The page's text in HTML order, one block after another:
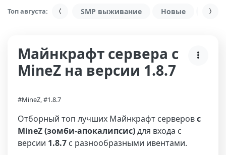
Топ августа: SMP выживание Новые С
Майнкрафт сервера с
MineZ на версии 1.8.7
#MineZ, #1.8.7
Отборный топ лучших Майнкрафт серверовс
MineZ (зомби-апокалипсис)для входа с
версии 1.8.7 с разнообразными ивентами.